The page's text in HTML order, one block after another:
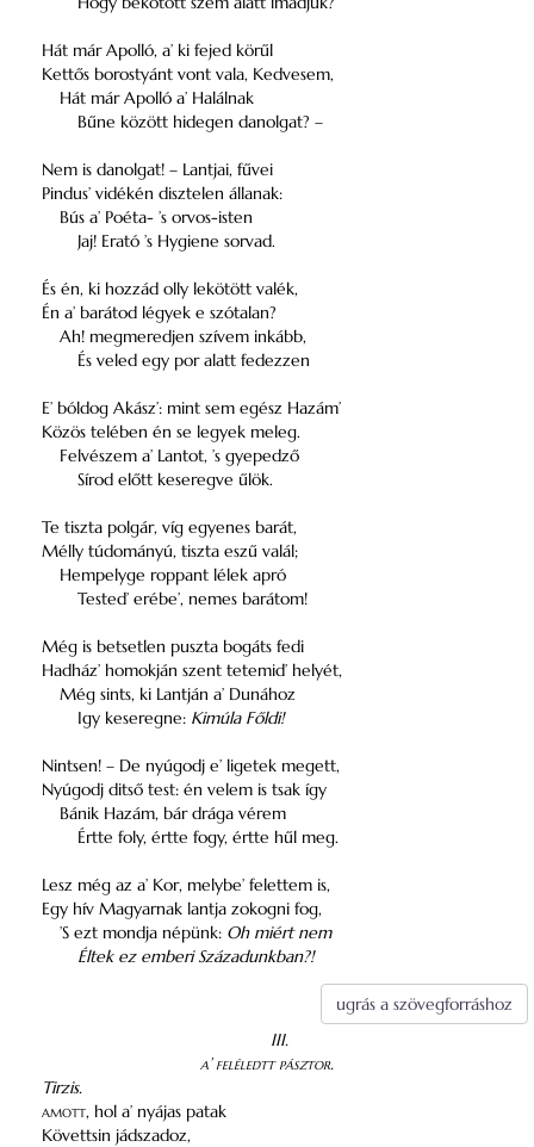
Hát már Apolló, a’ ki fejed körűl
Kettős borostyánt vont vala, Kedvesem,
Hát már Apolló a’ Halálnak
Bűne között hidegen danolgat? –
Nem is danolgat! – Lantjai, fűvei
Pindus’ vidékén disztelen állanak:
Bús a’ Poéta- ’s orvos-isten
Jaj! Erató ’s Hygiene sorvad.
És én, ki hozzád olly lekötött valék,
Én a’ barátod légyek e szótalan?
Ah! megmeredjen szívem inkább,
És veled egy por alatt fedezzen
E’ bóldog Akász’: mint sem egész Hazám’
Közös telében én se legyek meleg.
Felvészem a’ Lantot, ’s gyepedző
Sírod előtt keseregve űlök.
Te tiszta polgár, víg egyenes barát,
Mélly túdományú, tiszta eszű valál;
Hempelyge roppant lélek apró
Tested’ erébe’, nemes barátom!
Még is betsetlen puszta bogáts fedi
Hadház’ homokján szent tetemid’ helyét,
Még sints, ki Lantján a’ Dunához
Igy keseregne: Kimúla Főldi!
Nintsen! – De nyúgodj e’ ligetek megett,
Nyúgodj ditső test: én velem is tsak így
Bánik Hazám, bár drága vérem
Értte foly, értte fogy, értte hűl meg.
Lesz még az a’ Kor, melybe’ felettem is,
Egy hív Magyarnak lantja zokogni fog,
’S ezt mondja népünk: Oh miért nem
Éltek ez emberi Századunkban?!
ugrás a szövegforráshoz
III.
a’ feléledtt pásztor.
Tirzis.
amott, hol a’ nyájas patak
Követtsin jádszadoz,